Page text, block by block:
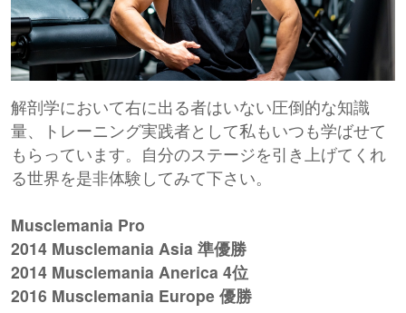
解剖学において右に出る者はいない圧倒的な知識
量、トレーニング実践者として私もいつも学ばせて
もらっています。自分のステージを引き上げてくれ
る世界を是非体験してみて下さい。
Musclemania Pro
2014 Musclemania Asia 準優勝
2014 Musclemania Anerica 4位
2016 Musclemania Europe 優勝